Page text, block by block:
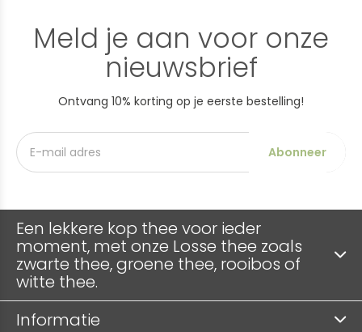
Meld je aan voor onze
nieuwsbrief
Ontvang 10% korting op je eerste bestelling!
Abonneer
Een lekkere kop thee voor ieder
moment, met onze Losse thee zoals
zwarte thee, groene thee, rooibos of
witte thee.
Informatie